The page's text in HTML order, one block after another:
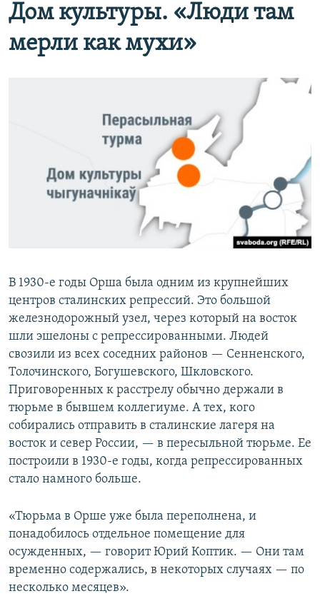
Дом культуры. «Люди там
мерли как мухи»
В 1930-е годы Орша была одним из крупнейших
центров сталинских репрессий. Это большой
железнодорожный узел, через который на восток
шли эшелоны с репрессированными. Людей
свозили из всех соседних районов — Сенненского,
Толочинского, Богушевского, Шкловского.
Приговоренных к расстрелу обычно держали в
тюрьме в бывшем коллегиуме. А тех, кого
собирались отправить в сталинские лагеря на
восток и север России, — в пересыльной тюрьме. Ее
построили в 1930-е годы, когда репрессированных
стало намного больше.
«Тюрьма в Орше уже была переполнена, и
понадобилось отдельное помещение для
осужденных, — говорит Юрий Коптик. — Они там
временно содержались, в некоторых случаях — по
несколько месяцев».